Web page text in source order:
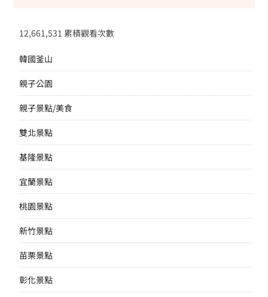
12,661,531 累積觀看次數
韓國釜山
親子公園
親子景點/美食
雙北景點
基隆景點
宜蘭景點
桃園景點
新竹景點
苗栗景點
彰化景點